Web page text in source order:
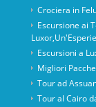
Crociera in
Escursione ai
Escursioni a
Migliori
Tour ad
Tour al Cairo